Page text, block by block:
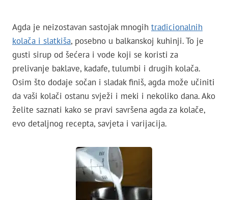
Agda je neizostavan sastojak mnogih tradicionalnih
kolača i slatkiša, posebno u balkanskoj kuhinji. To je
gusti sirup od šećera i vode koji se koristi za
prelivanje baklave, kadafe, tulumbi i drugih kolača.
Osim što dodaje sočan i sladak finiš, agda može učiniti
da vaši kolači ostanu svježi i meki i nekoliko dana. Ako
želite saznati kako se pravi savršena agda za kolače,
evo detaljnog recepta, savjeta i varijacija.